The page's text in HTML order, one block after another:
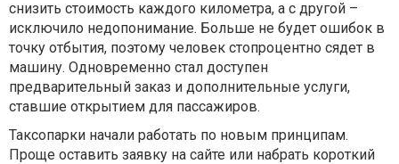
снизить стоимость каждого километра, а с другой –
исключило недопонимание. Больше не будет ошибок в
точку отбытия, поэтому человек стопроцентно сядет в
машину. Одновременно стал доступен
предварительный заказ и дополнительные услуги,
ставшие открытием для пассажиров.
Таксопарки начали работать по новым принципам.
Проще оставить заявку на сайте или набрать короткий